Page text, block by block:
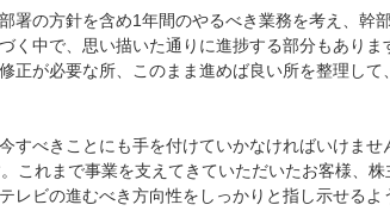
署の方針を含め1年間のやるべき業務を考え、幹
く中で、思い描いた通りに進捗する部分もありま
正が必要な所、このまま進めば良い所を整理して
べきことにも手を付けていかなければいけませ
これまで事業を支えてきていただいたお客様、株
レビの進むべき方向性をしっかりと指し示せるよ